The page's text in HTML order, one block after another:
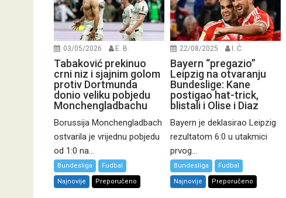
03/05/2026 E. B.
Tabaković prekinuo
crni niz i sjajnim golom
protiv Dortmunda
donio veliku pobjedu
Monchengladbachu
Borussija Monchengladbach
ostvarila je vrijednu pobjedu
od 1:0 na...
Bundesliga Fudbal
Najnovije Preporučeno
22/08/2025 I. Ć.
Bayern “pregazio”
Leipzig na otvaranju
Bundeslige: Kane
postigao hat-trick,
blistali i Olise i Diaz
Bayern je deklasirao Leipzig
rezultatom 6:0 u utakmici
prvog...
Bundesliga Fudbal
Najnovije Preporučeno